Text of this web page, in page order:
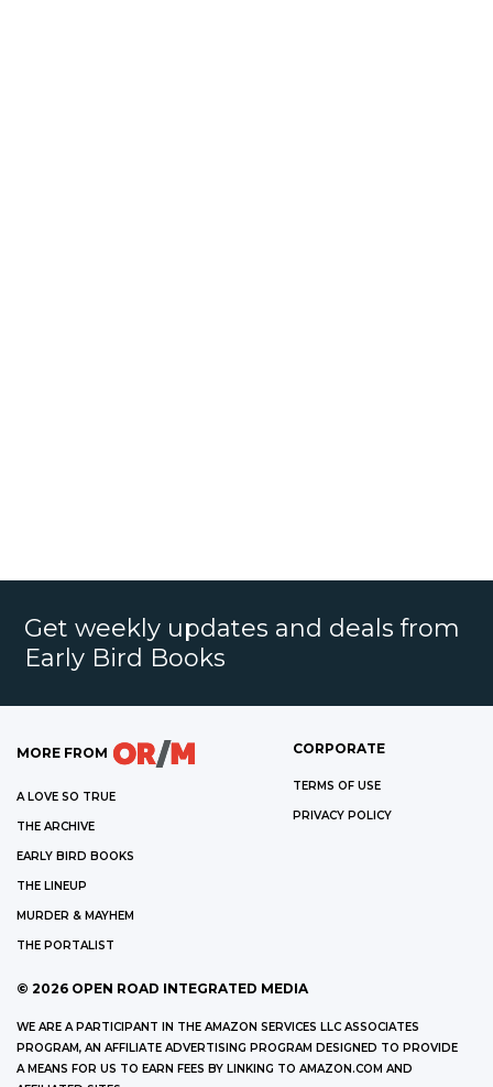
Get weekly updates and deals from
Early Bird Books
MORE FROM
A LOVE SO TRUE
THE ARCHIVE
EARLY BIRD BOOKS
THE LINEUP
MURDER & MAYHEM
THE PORTALIST
CORPORATE
TERMS OF USE
PRIVACY POLICY
© 2026 OPEN ROAD INTEGRATED MEDIA
WE ARE A PARTICIPANT IN THE AMAZON SERVICES LLC ASSOCIATES
PROGRAM, AN AFFILIATE ADVERTISING PROGRAM DESIGNED TO PROVIDE
A MEANS FOR US TO EARN FEES BY LINKING TO AMAZON.COM AND